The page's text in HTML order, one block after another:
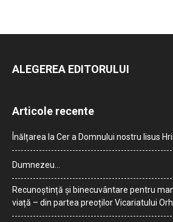
ALEGEREA EDITORULUI
Articole recente
Înălțarea la Cer a Domnului nostru Iisus
Dumnezeu…
Recunoștință și binecuvântare pentru
viață – din partea preoților Vicariatului